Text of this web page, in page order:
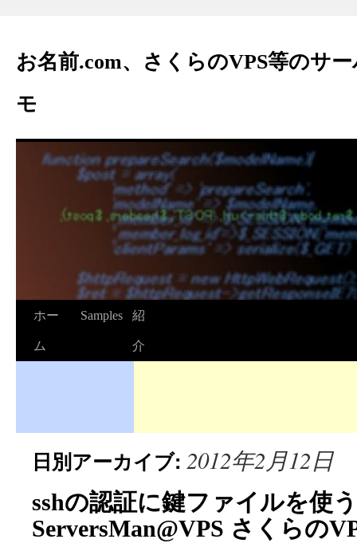
お名前.com、さくらのVPS等のサ
モ
ホー
ム
Samples 紹
介
日別アーカイブ: 2012年2月12日
sshの認証に鍵ファイルを使
ServersMan@VPS さくらの